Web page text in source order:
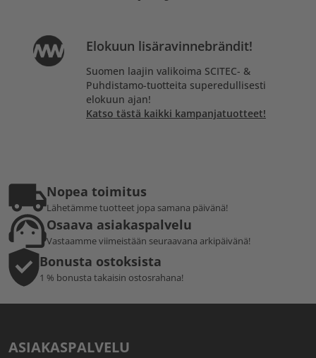
Elokuun lisäravinnebrändit!
Suomen laajin valikoima SCITEC- &
Puhdistamo-tuotteita superedullisesti
elokuun ajan!
Katso tästä kaikki kampanjatuotteet!
Nopea toimitus
Lähetämme tuotteet jopa samana päivänä!
Osaava asiakaspalvelu
Vastaamme viimeistään seuraavana arkipäivänä!
Bonusta ostoksista
1 % bonusta takaisin ostosrahana!
ASIAKASPALVELU